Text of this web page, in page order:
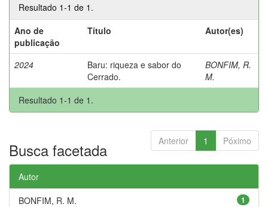
Resultado 1-1 de 1.
Ano de
publicação
Título Autor(es)
2024
Baru: riqueza e sabor do
Cerrado.
BONFIM, R.
M.
Resultado 1-1 de 1.
Anterior 1 Póximo
Busca facetada
Autor
1
BONFIM, R. M.